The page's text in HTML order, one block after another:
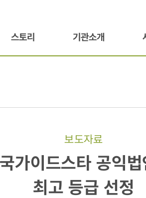
스토리 기관소개
보도자료
가이드스타 공익
최고 등급 선정